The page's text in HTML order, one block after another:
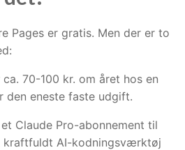
Pages er gratis. Men der er to
70-100 kr. om året hos en
den eneste faste udgift.
Claude Pro-abonnement til
kraftfuldt AI-kodningsværktøj